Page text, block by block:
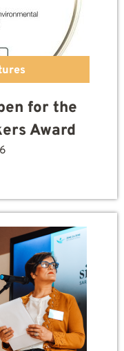
for the
Award